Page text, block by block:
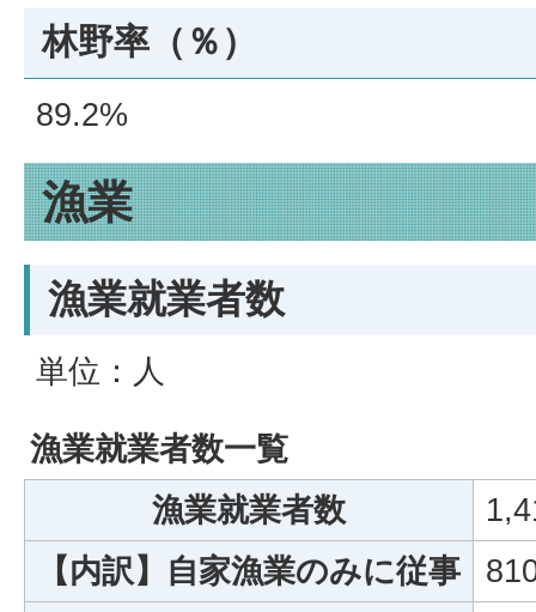
林野率（％）
89.2%
漁業
漁業就業者数
単位：人
漁業就業者数一覧
漁業就業者数
【内訳】自家漁業のみに従事